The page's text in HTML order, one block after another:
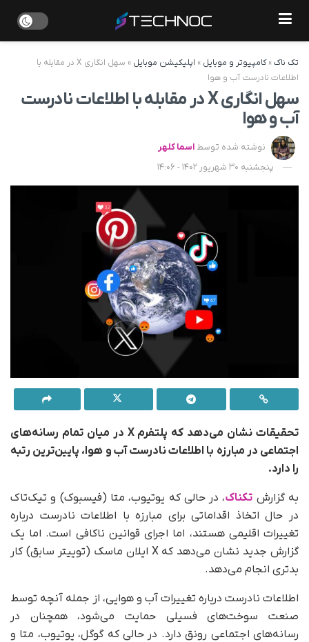
تک ناک»کامپیوتر و موبایل » اپلیکیشن موبایل »
سهل انگاری X در مقابله با
اطلاعات نادرست آب و هوا
سهل انگاری X در مقابله با اطلاعات نادرست
آب و هوا
نوشته شده توسط اسما کلهر
پنجشنبه 30 شهریور 1402 - 14:06
تحقیقات نشان می‌دهد که پلتفرم X در میان تمام رسانه‌های
اجتماعی در مبارزه با اطلاعات نادرست آب و هوا، پایین‌ترین رتبه
را دارد.
به گزارش تکناک، در حالی که یوتیوب، متا (فیسبوک) و تیک‌تاک
در حال اتخاذ اقداماتی برای مبارزه با اطلاعات نادرست درباره
تغییرات اقلیمی هستند، اما اجرای قوانین ناکافی است. اما یک
گزارش جدید نشان می‌دهد که X ایلان ماسک (توییتر سابق) کار
بدتری انجام می‌دهد.
اطلاعات نادرست درباره تغییرات آب و هوایی، از جمله آنچه توسط
صنعت سوخت‌های فسیلی حمایت می‌شود، همچنان در
رسانه‌های اجتماعی رونق دارد. در حالی که گوگل، یوتیوب، متا و